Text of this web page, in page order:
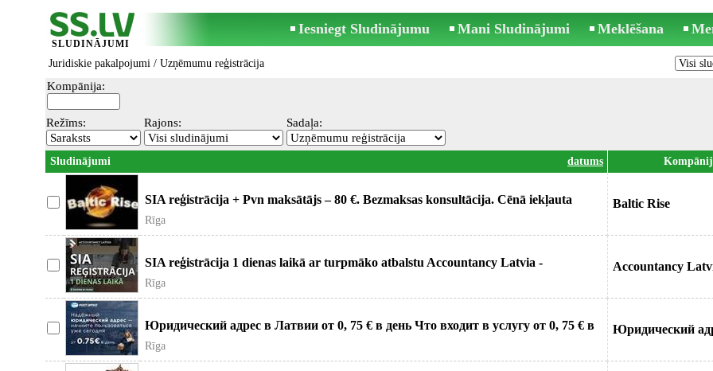
SLUDINĀJUMI
Iesniegt Sludinājumu Mani Sludinājumi Meklēšana
Juridiskie pakalpojumi / Uzņēmumu reģistrācija
Kompānija:
Režīms: Rajons: Sadaļa:
Sludinājumi datums
SIA reģistrācija + Pvn maksātājs – 80 €. Bezmaksas konsultācija. Cēnā iekļauta
dokumentu sag
Rīga
Baltic Rise
SIA reģistrācija 1 dienas laikā ar turpmāko atbalstu Accountancy Latvia -
profesionāls un uzt
Rīga
Accountancy
Юридический адрес в Латвии от 0, 75 € в день Что входит в услугу от 0, 75 € в
день - юриди
Rīga
Юридический